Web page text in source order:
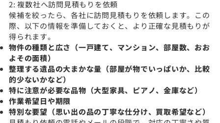
2: 複数社へ訪問見積もりを依頼
候補を絞ったら、各社に訪問見積もりを依頼します。この
際、以下の情報を準備しておくと、より正確な見積もりが
得られます。
物件の種類と広さ（一戸建て、マンション、部屋数、おお
よその面積）
整理する遺品の大まかな量（部屋が物でいっぱいか、比較
的少ないかなど）
特に注意が必要な品物（大型家具、ピアノ、金庫など）
作業希望日や期限
特別な要望（思い出の品の丁寧な仕分け、買取希望など）